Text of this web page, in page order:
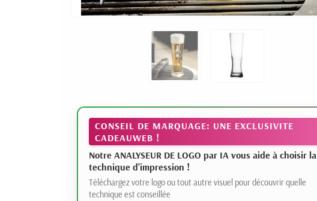
CONSEIL DE MARQUAGE: UNE EXCLUSIVITE
CADEAUWEB !
Notre ANALYSEUR DE LOGO par IA vous aide à choisir la
technique d'impression !
Téléchargez votre logo ou tout autre visuel pour découvrir quelle
technique est conseillée